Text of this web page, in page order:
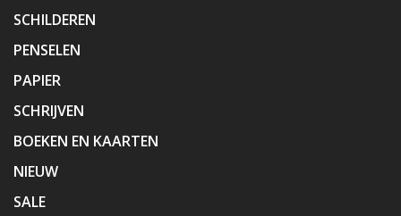
SCHILDEREN
PENSELEN
PAPIER
SCHRIJVEN
BOEKEN EN KAARTEN
NIEUW
SALE